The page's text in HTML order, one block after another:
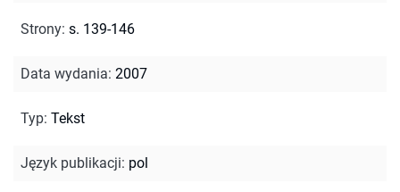
Strony: s. 139-146
Data wydania: 2007
Typ: Tekst
Język publikacji: pol